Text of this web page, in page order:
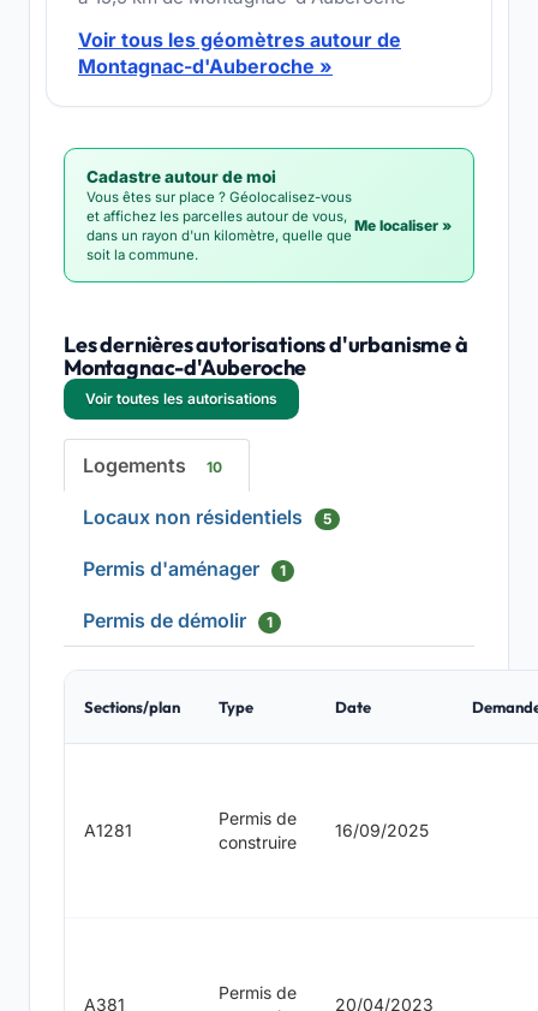
Voir tous les géomètres autour de
Montagnac-d'Auberoche »
Cadastre autour de moi
Vous êtes sur place ? Géolocalisez-vous
et affichez les parcelles autour de vous,
dans un rayon d'un kilomètre, quelle que
soit la commune.
Me localiser »
Les dernières autorisations d'urbanisme à
Montagnac-d'Auberoche
Voir toutes les autorisations
Logements 10
Locaux non résidentiels 5
Permis d'aménager 1
Permis de démolir 1
Sections/plan Type Date
A1281
Permis de
construire
16/09/2025
A381
Permis de
20/04/2023